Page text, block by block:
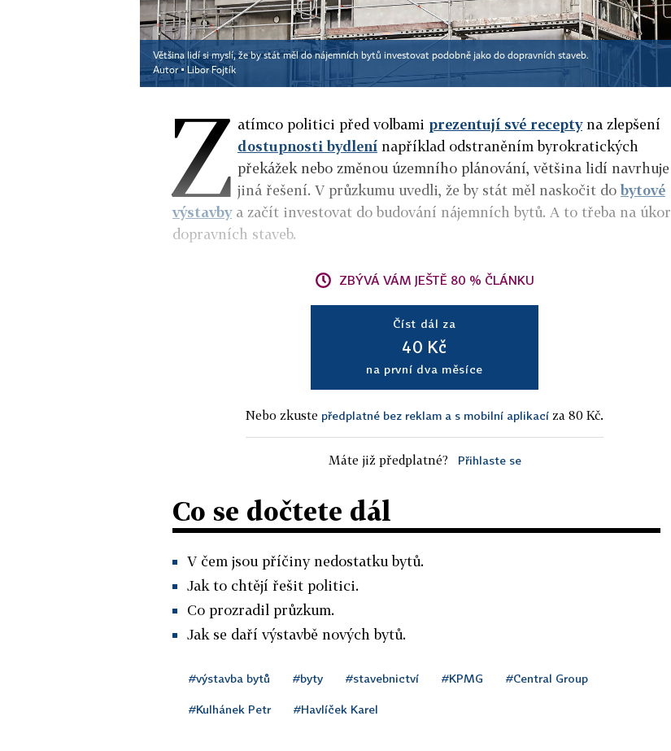
Většina lidí si myslí, že by stát měl do nájemních bytů investovat podobně jako do dopravních staveb.
Autor ▪ Libor Fojtík
Z atímco politici před volbami prezentují své receptyna zlepšení
dostupnosti bydlení například odstraněním byrokratických
překážek nebo změnou územního plánování, většina lidí navrhuje
jiná řešení. V průzkumu uvedli, že by stát měl naskočit do bytové
výstavbya začít investovat do budování nájemních bytů. A to třeba na úkor
dopravních staveb.
ZBÝVÁ VÁM JEŠTĚ 80 % ČLÁNKU
Číst dál za
40 Kč
na první dva měsíce
Nebo zkuste předplatné bez reklam a s mobilní aplikací za 80 Kč.
Máte již předplatné? Přihlaste se
Co se dočtete dál
V čem jsou příčiny nedostatku bytů.
Jak to chtějí řešit politici.
Co prozradil průzkum.
Jak se daří výstavbě nových bytů.
#výstavba bytů #byty #stavebnictví #KPMG #Central Group
#Kulhánek Petr #Havlíček Karel